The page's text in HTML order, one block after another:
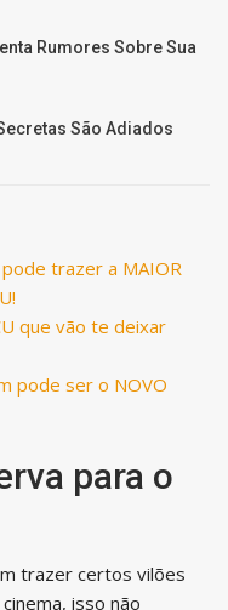
Rumores Sobre Sua
São Adiados
trazer a MAIOR
que vão te deixar
pode ser o NOVO
para o
trazer certos vilões
isso não